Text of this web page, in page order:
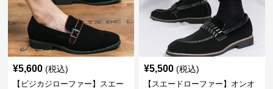
¥5,600 (税込)
【ビジカジローファー】スエー
¥5,500 (税込)
【スエードローファー】オンオ